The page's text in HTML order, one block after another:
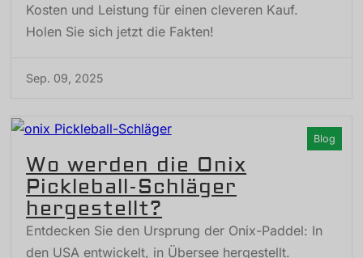
Kosten und Leistung für einen cleveren Kauf.
Holen Sie sich jetzt die Fakten!
Sep. 09, 2025
Wo werden die Onix
Pickleball-Schläger
hergestellt?
Entdecken Sie den Ursprung der Onix-Paddel: In
den USA entwickelt, in Übersee hergestellt.
Blog